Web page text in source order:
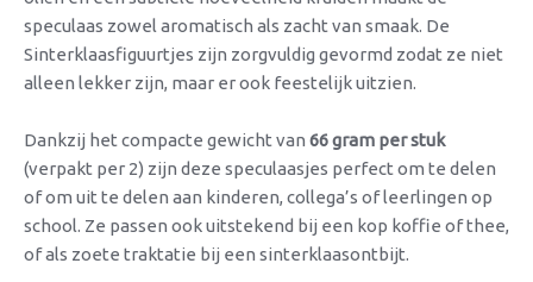
speculaas zowel aromatisch als zacht van smaak. De
Sinterklaasfiguurtjes zijn zorgvuldig gevormd zodat ze niet
alleen lekker zijn, maar er ook feestelijk uitzien.
Dankzij het compacte gewicht van 66 gram per stuk
(verpakt per 2) zijn deze speculaasjes perfect om te delen
of om uit te delen aan kinderen, collega’s of leerlingen op
school. Ze passen ook uitstekend bij een kop koffie of thee,
of als zoete traktatie bij een sinterklaasontbijt.